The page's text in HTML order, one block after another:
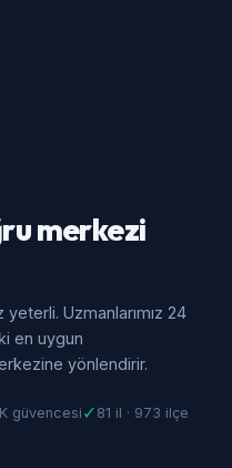
merkezi
yeterli. Uzmanlarımız 24
en uygun
yönlendirir.
güvencesi ✓ 81 il · 973 ilçe